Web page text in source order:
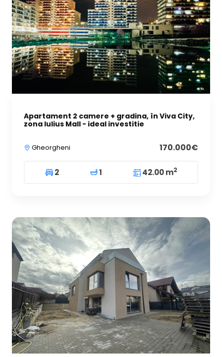
Apartament 2 camere + gradina, în Viva City,
zona Iulius Mall - ideal investitie
Gheorgheni 170.000€
2 1 42.00 m2